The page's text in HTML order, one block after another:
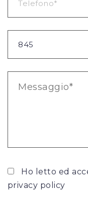
Ho letto ed
privacy policy